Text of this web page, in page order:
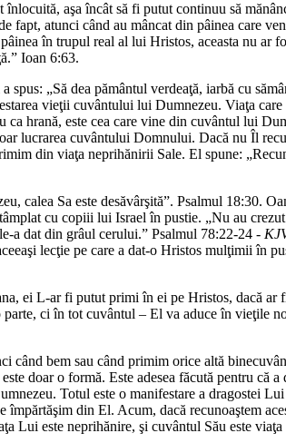
aşa încât să fi putut continuu să
atunci când au mâncat din pâinea care
în trupul real al lui Hristos, aceasta nu ar
Ioan 6:63.
„Să dea pământul verdeaţă, iarbă cu
vieţii cuvântului lui Dumnezeu. Viaţa
ca hrană, este cea care vine din cuvântul lui
lucrarea cuvântului Domnului. Dacă nu Îl
din viaţa neprihănirii Sale. El spune:
calea Sa este desăvârşită”. Psalmul 18:30.
cu copiii lui Israel în pustie. „Nu au
a dat din grâul cerului.” Psalmul 78:22-24 -
lecţie pe care a dat-o Hristos mulţimii în
ei L-ar fi putut primi în ei pe Hristos, dacă ar
ci în tot cuvântul – El va aduce în vieţile
când bem sau când primim orice altă
doar o formă. Este adesea făcută pentru că
Totul este o manifestare a dragostei
din El. Acum, dacă recunoaştem
Lui este neprihănire, şi cuvântul Său este